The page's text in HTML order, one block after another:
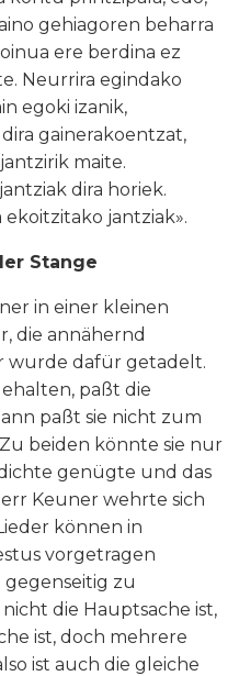
gehiagoren beharra
ere berdina ez
Neurrira egindako
egoki izanik,
gainerakoentzat,
maite.
dira horiek.
ekoitzitako jantziak».
Stange
in einer kleinen
die annähernd
wurde dafür getadelt.
paßt die
paßt sie nicht zum
beiden könnte sie nur
genügte und das
Keuner wehrte sich
können in
vorgetragen
zu
die Hauptsache ist,
ist, doch mehrere
ist auch die gleiche